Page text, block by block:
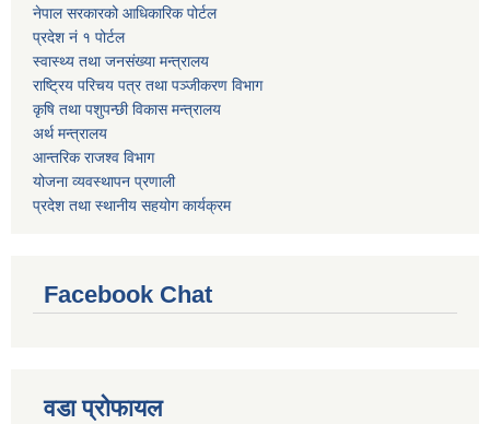
नेपाल सरकारको आधिकारिक पोर्टल
प्रदेश नं १ पोर्टल
स्वास्थ्य तथा जनसंख्या मन्त्रालय
राष्ट्रिय परिचय पत्र तथा पञ्जीकरण विभाग
कृषि तथा पशुपन्छी विकास मन्त्रालय
अर्थ मन्त्रालय
आन्तरिक राजश्व विभाग
योजना व्यवस्थापन प्रणाली
प्रदेश तथा स्थानीय सहयोग कार्यक्रम
Facebook Chat
वडा प्रोफायल